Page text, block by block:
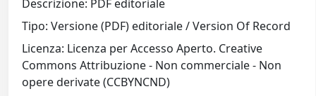
Descrizione: PDF editoriale
Tipo: Versione (PDF) editoriale / Version Of Record
Licenza: Licenza per Accesso Aperto. Creative
Commons Attribuzione - Non commerciale - Non
opere derivate (CCBYNCND)